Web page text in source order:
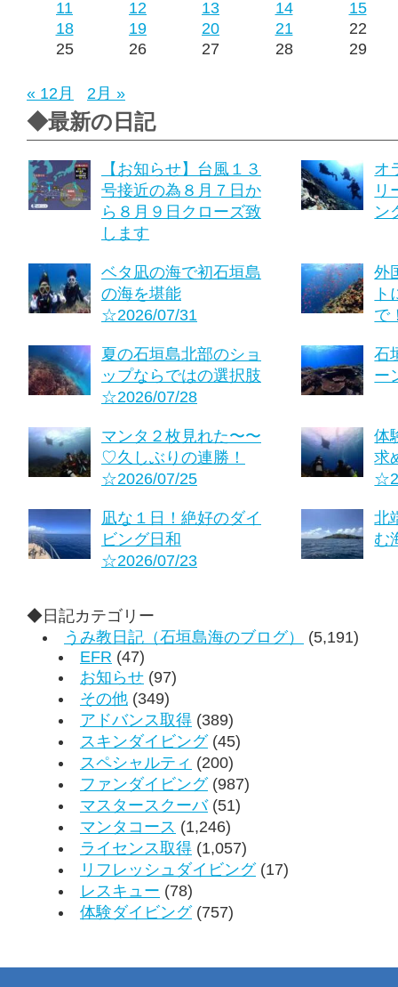
11
12 13 14
15
18
19 20 21
22
25
26 27 28 29
« 12月 2月 »
◆最新の日記
【お知らせ】台風１３
号接近の為８月７日か
ら８月９日クローズ致
します
オ
リ
ン
ベタ凪の海で初石垣島
の海を堪能
☆2026/07/31
外
ト
で
夏の石垣島北部のショ
ップならではの選択肢
☆2026/07/28
石
ー
マンタ２枚見れた〜〜
♡久しぶりの連勝！
☆2026/07/25
体
求
凪な１日！絶好のダイ
ビング日和
☆2026/07/23
北
む
◆日記カテゴリー
うみ教日記（石垣島海のブログ）
(5,191)
EFR (47)
お知らせ (97)
その他 (349)
アドバンス取得 (389)
スキンダイビング(45)
スペシャルティ (200)
ファンダイビング(987)
マスタースクーバ(51)
マンタコース (1,246)
ライセンス取得 (1,057)
リフレッシュダイビング(17)
レスキュー (78)
体験ダイビング(757)